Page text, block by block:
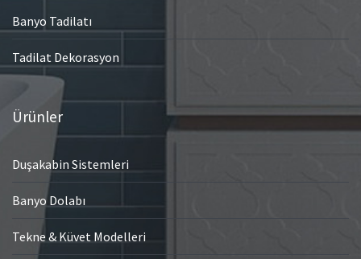
Banyo Tadilatı
Tadilat Dekorasyon
Ürünler
Duşakabin Sistemleri
Banyo Dolabı
Tekne & Küvet Modelleri